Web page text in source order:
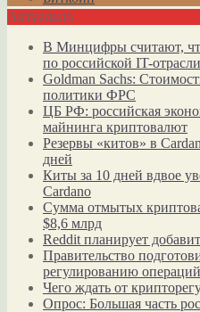
Актуально
В Минцифры считают,
по российской IT-отрасли
Goldman Sachs:
политики ФРС
ЦБ РФ: российская
майнинга криптовалют
Резервы «китов» в
дней
Киты за 10 дней вдвое
Cardano
Сумма отмытых
$8,6 млрд
Reddit планирует
Правительство
регулированию
Чего ждать от
Опрос: Большая часть